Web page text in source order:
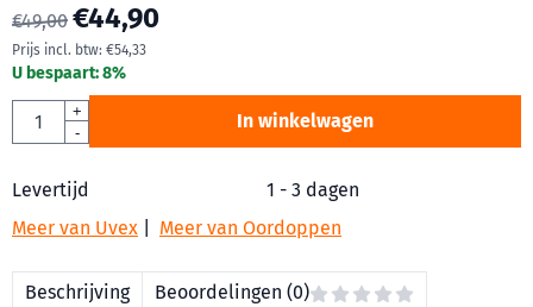
€49,00 €44,90
Prijs incl. btw: €54,33
U bespaart:8%
Aantal
+
-
In winkelwagen
Levertijd
1 - 3 dagen
Meer van Uvex
Meer van Oordoppen
Beschrijving Beoordelingen (0)